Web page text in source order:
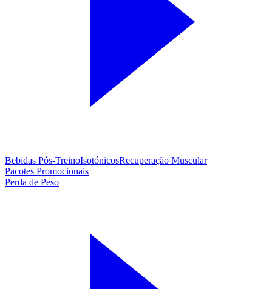
Bebidas Pós-TreinoIsotónicosRecuperação Muscular
Pacotes Promocionais
Perda de Peso